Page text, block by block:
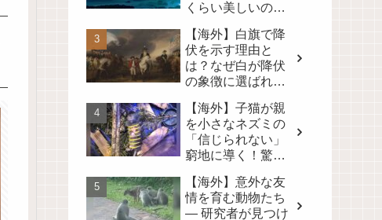
くらい美しいの
る！
【海外】白旗で降
伏を示す理由と
は？なぜ白が降伏
の象徴に選ばれた
【海外】子猫が親
を小さなネズミの
「信じられない」
窮地に導く！驚き
【海外】意外な友
情を育む動物たち
— 研究者が見つけ